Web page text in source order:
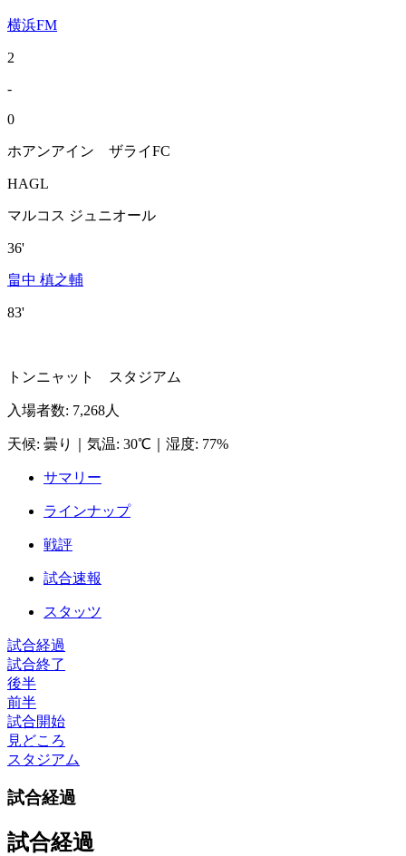
横浜FM
2
-
0
ホアンアイン ザライFC
HAGL
マルコス ジュニオール
36'
畠中 槙之輔
83'
トンニャット スタジアム
入場者数: 7,268人
天候: 曇り 気温: 30℃ 湿度: 77%
サマリー
ラインナップ
戦評
試合速報
スタッツ
試合経過
試合終了
後半
前半
試合開始
見どころ
スタジアム
試合経過
試合経過